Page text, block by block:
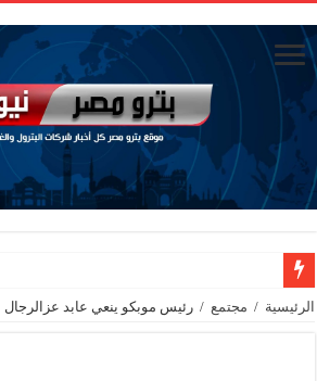
تاون جاس تسيطر علي كسر ماسورة في ترعة
الرئيسية / مجتمع / رئيس موبكو ينعي عابد عزالرجال